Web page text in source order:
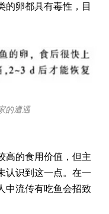
的卵都具有毒性，目
的遭遇
高的食用价值，但主
认识到这一点。在一
中流传有吃鱼会招致